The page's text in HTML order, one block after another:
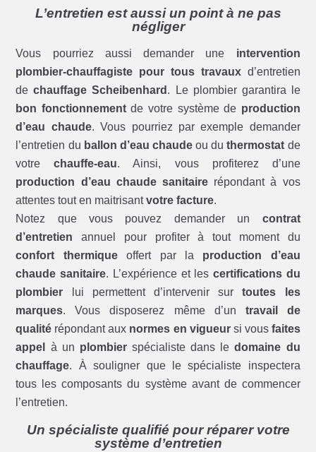
L’entretien est aussi un point à ne pas
négliger
Vous pourriez aussi demander une intervention
plombier-chauffagiste pour tous travauxd’entretien
dechauffage Scheibenhard . Le plombier garantira le
bon fonctionnementde votre système de production
d’eau chaude. Vous pourriez par exemple demander
l’entretien du ballon d’eau chaude ou duthermostat de
votrechauffe-eau. Ainsi, vous profiterez d’une
production d’eau chaude sanitaire répondant à vos
attentes tout en maitrisantvotre facture.
Notez que vous pouvez demander un contrat
d’entretien annuel pour profiter à tout moment du
confort thermiqueoffert par la production d’eau
chaude sanitaire. L’expérience et les certifications du
plombier lui permettent d’intervenir surtoutes les
marques. Vous disposerez même d’un travail de
qualité répondant aux normes en vigueursi vous faites
appel
à un plombierspécialiste dans ledomaine du
chauffage. À souligner que le spécialiste inspectera
tous les composants du système avant de commencer
l’entretien.
Un spécialiste qualifié pour réparer votre
système d’entretien